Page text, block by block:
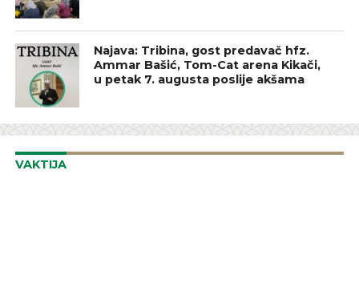
Najava: Tribina, gost predavač hfz.
Ammar Bašić, Tom-Cat arena Kikači,
u petak 7. augusta poslije akšama
VAKTIJA